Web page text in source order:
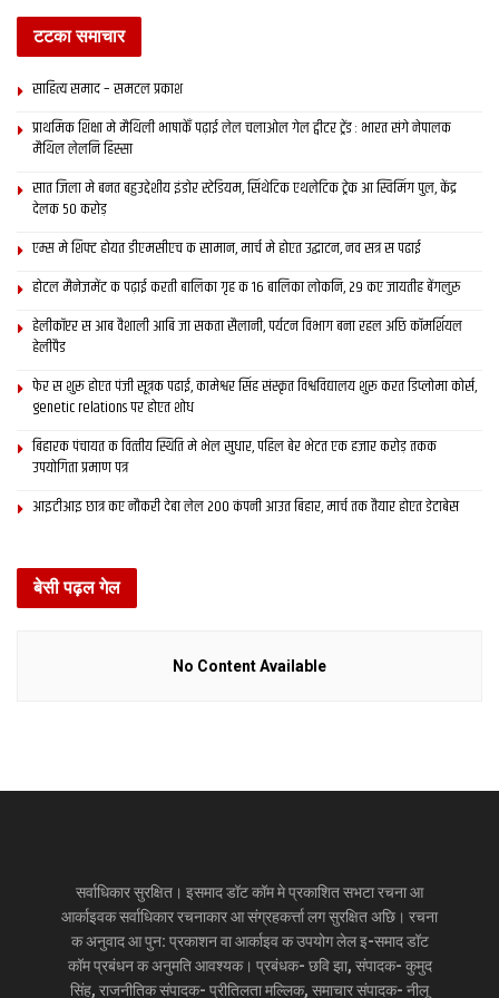
टटका समाचार
साहित्य समाद – समटल प्रकाश
प्राथमिक शि‍क्षा मे मैथि‍ली भाषाकेँ पढ़ाई लेल चलाओल गेल ट्वीटर ट्रेंड : भारत संगे नेपालक
मैथिल लेलनि हिस्सा
सात जिला मे बनत बहुउद्देशीय इंडोर स्‍टेडि‍यम, सिंथेटिक एथलेटिक ट्रेक आ स्विमिंग पुल, केंद्र
देलक 50 करोड़
एम्स मे शिफ्ट होयत डीएमसीएच क सामान, मार्च मे होएत उद्घाटन, नव सत्र स पढाई
होटल मैनेजमेंट क पढ़ाई करती बालिका गृह क 16 बालिका लोकनि, 29 कए जायतीह बेंगलुरु
हेलीकॉप्टर स आब वैशाली आबि जा सकता सैलानी, पर्यटन विभाग बना रहल अछि कॉमर्शियल
हेलीपैड
फेर स शुरू होएत पंजी सूत्रक पढाई, कामेश्वर सिंह संस्कृत विश्वविद्यालय शुरू करत डिप्लोमा कोर्स,
genetic relations पर होएत शोध
बिहारक पंचायत क वित्‍तीय स्थिति मे भेल सुधार, पहिल बेर भेटत एक हजार करोड़ तकक
उपयोगिता प्रमाण पत्र
आइटीआइ छात्र कए नौकरी देबा लेल 200 कंपनी आउत बिहार, मार्च तक तैयार होएत डेटाबेस
बेसी पढ़ल गेल
No Content Available
सर्वाधिकार सुरक्षित। इसमाद डॉट कॉम मे प्रकाशित सभटा रचना आ
आर्काइवक सर्वाधिकार रचनाकार आ संग्रहकर्त्ता लग सुरक्षित अछि। रचना
क अनुवाद आ पुन: प्रकाशन वा आर्काइव क उपयोग लेल इ-समाद डॉट
कॉम प्रबंधन क अनुमति आवश्यक। प्रबंधक- छवि झा, संपादक- कुमुद
सिंह, राजनीतिक संपादक- प्रीतिलता मल्लिक, समाचार संपादक- नीलू